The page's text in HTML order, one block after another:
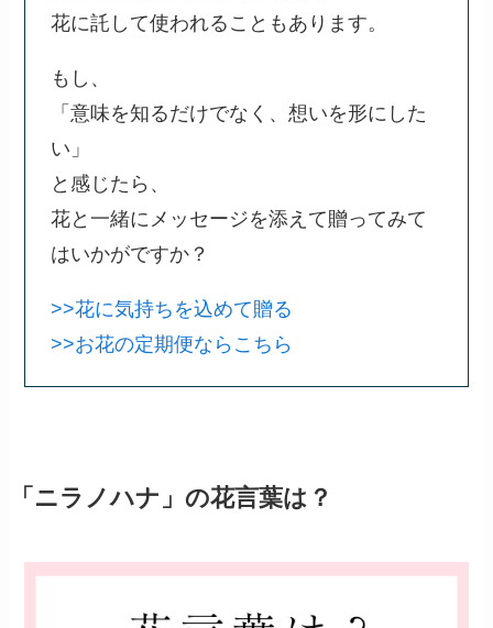
花に託して使われることもあります。
もし、
「意味を知るだけでなく、想いを形にした
い」
と感じたら、
花と一緒にメッセージを添えて贈ってみて
はいかがですか？
>>花に気持ちを込めて贈る
>>お花の定期便ならこちら
「ニラノハナ」の花言葉は？